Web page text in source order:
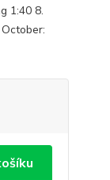
1:40 8.